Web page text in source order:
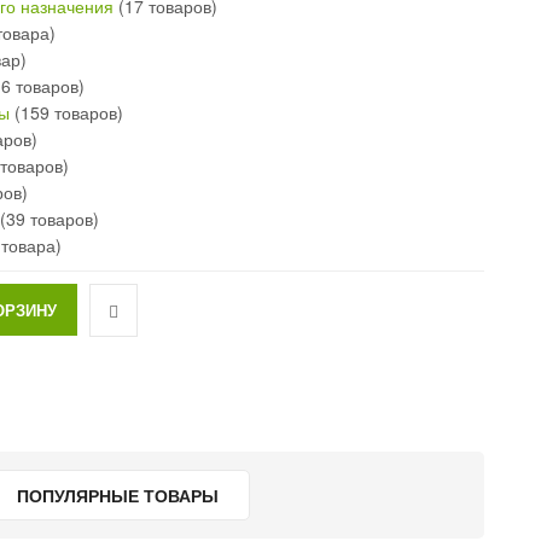
38
руб.
Окончание:
23:59:59
назначения (17 товаров)
товаров)
(159 товаров)
(39 товаров)
ПОПУЛЯРНЫЕ ТОВАРЫ